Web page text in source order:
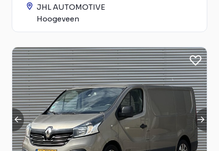
JHL AUTOMOTIVE
Hoogeveen